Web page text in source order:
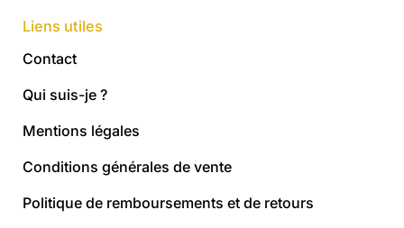
Liens utiles
Contact
Qui suis-je ?
Mentions légales
Conditions générales de vente
Politique de remboursements et de retours